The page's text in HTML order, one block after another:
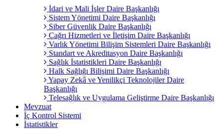
İdari ve Mali İşler Daire Başkanlığı
Sistem Yönetimi Daire Başkanlığı
Siber Güvenlik Daire Başkanlığı
Çağrı Hizmetleri ve İletişim Daire Başkanlığı
Varlık Yönetimi Bilişim Sistemleri Daire Başkanlığı
Standart ve Akreditasyon Daire Başkanlığı
Sağlık İstatistikleri Daire Başkanlığı
Halk Sağlığı Bilişimi Daire Başkanlığı
Yapay Zekâ ve Yenilikçi Teknolojiler Daire
Başkanlığı
Telesağlık ve Uygulama Geliştirme Daire Başkanlığı
Mevzuat
İç Kontrol Sistemi
İstatistikler